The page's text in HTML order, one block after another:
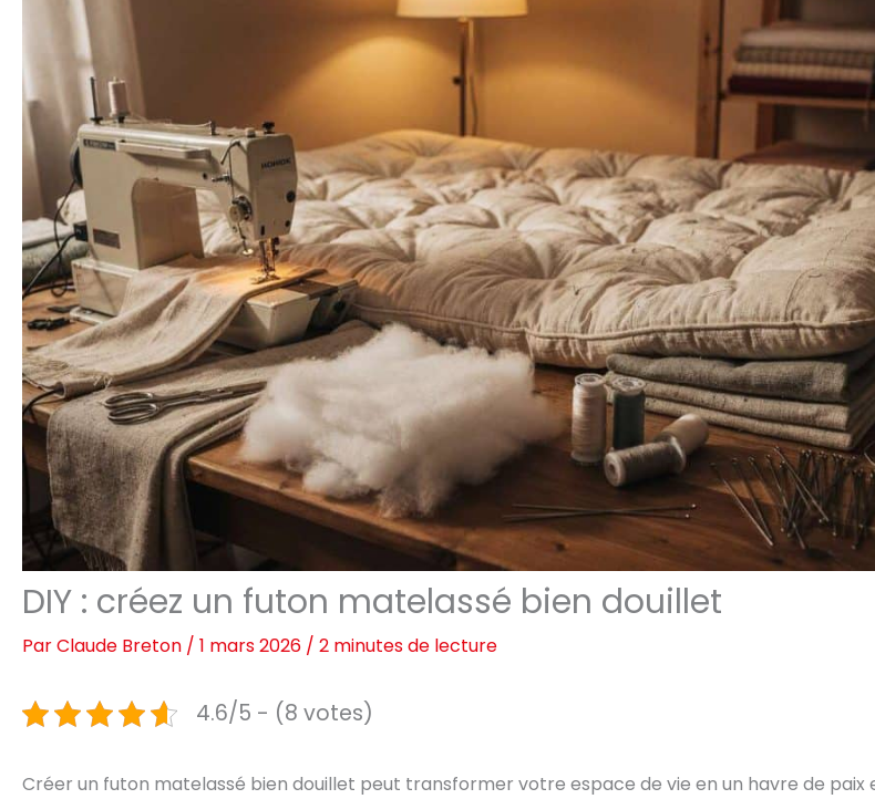
DIY : créez un futon matelassé bien douillet
ParClaude Breton / 1 mars 2026 / 2 minutes de lecture
4.6/5 - (8 votes)
Créer un futon matelassé bien douillet peut transformer votre espace de vie en un havre de paix